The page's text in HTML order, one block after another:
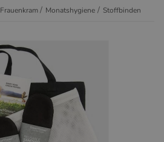
Frauenkram Monatshygiene Stoffbinden